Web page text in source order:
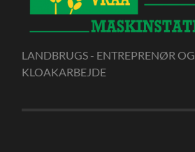
LANDBRUGS - ENTREPRENØR OG
KLOAKARBEJDE